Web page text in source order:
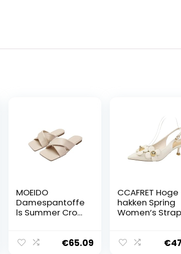
MOEIDO
Damespantoffe
ls Summer Cross
Outdoor
€65.09
CCAFRET Hoge
hakken Spring
Women’s Strap
Women’s High
€